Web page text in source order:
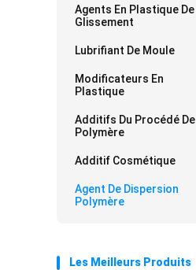
Agents En Plastique De
Glissement
Lubrifiant De Moule
Modificateurs En
Plastique
Additifs Du Procédé De
Polymère
Additif Cosmétique
Agent De Dispersion
Polymère
Les Meilleurs Produits